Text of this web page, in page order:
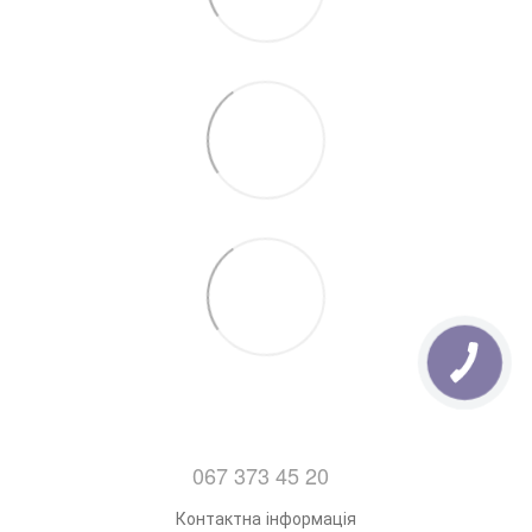
Пошти . Дізнатись про деталі відділень нової пошти
067 373 45 20
Контактна інформація